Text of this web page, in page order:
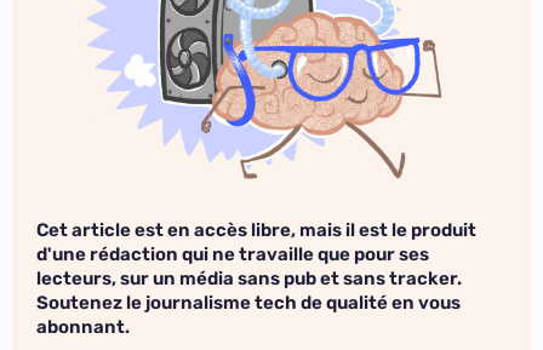
Cet article est en accès libre, mais il est le produit
d'une rédaction qui ne travaille que pour ses
lecteurs, sur un média sans pub et sans tracker.
Soutenez le journalisme tech de qualité en vous
abonnant.